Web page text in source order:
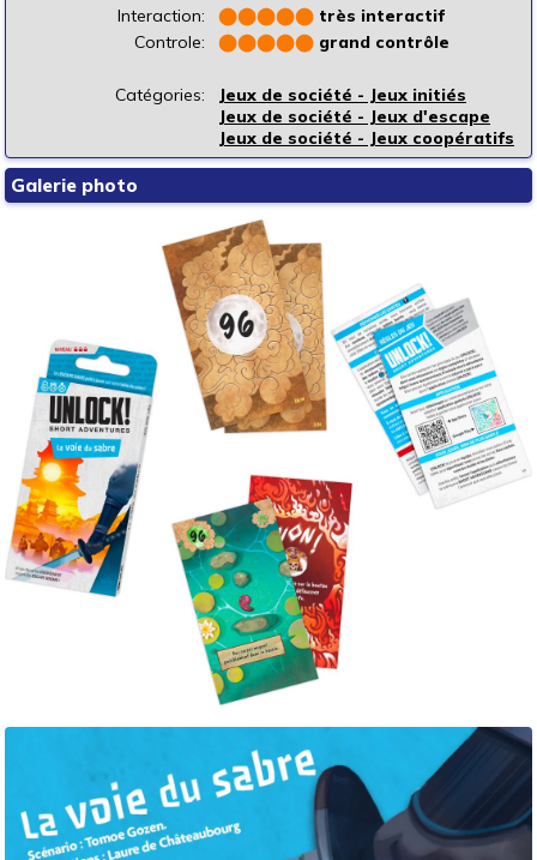
Interaction:
⬤⬤⬤⬤⬤ très interactif
Controle:
⬤⬤⬤⬤⬤ grand contrôle
Catégories:
Jeux de société - Jeux initiés
Jeux de société - Jeux d'escape
Jeux de société - Jeux coopératifs
Galerie photo